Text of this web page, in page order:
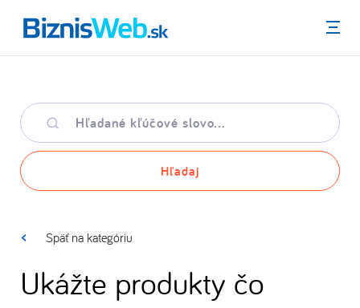
Menu
Hľadané
kľúčové
slovo
Hľadaj
Späť na kategóriu
Ukážte produkty čo